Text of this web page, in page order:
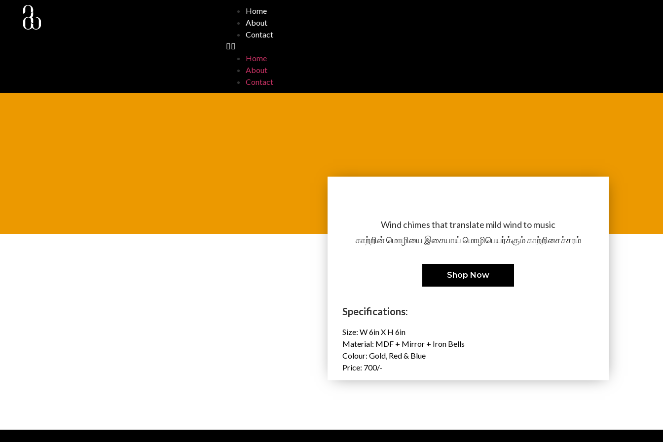
Home
About
Contact
Home
About
Contact
Wind chimes that translate mild wind to music
காற்றின் மொழியை இசையாய் மொழிபெயர்க்கும் காற்றிசைச்சரம்
Shop Now
Specifications:
Size: W 6in X H 6in
Material: MDF + Mirror + Iron Bells
Colour: Gold, Red & Blue
Price: 700/-